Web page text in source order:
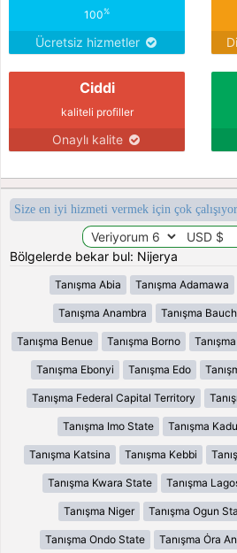
100%
Ücretsiz hizmetler
Ciddi
kaliteli profiller
Onaylı kalite
Size en iyi hizmeti vermek için çok
Bölgelerde bekar bul: Nijerya
Tanışma Abia Tanışma Adamawa
Tanışma Anambra Tanışma
Tanışma Benue Tanışma Borno
Tanışma Ebonyi Tanışma Edo
Tanışma Federal Capital Territory
Tanışma Imo State Tanışma
Tanışma Katsina Tanışma Kebbi
Tanışma Kwara State Tanışma
Tanışma Niger Tanışma Ogun
Tanışma Ondo State Tanışma Ȯra